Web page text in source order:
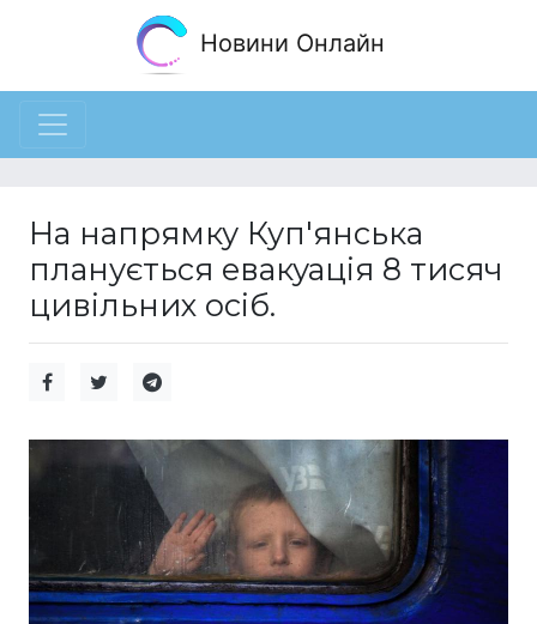
Новини Онлайн
На напрямку Куп'янська
планується евакуація 8 тисяч
цивільних осіб.